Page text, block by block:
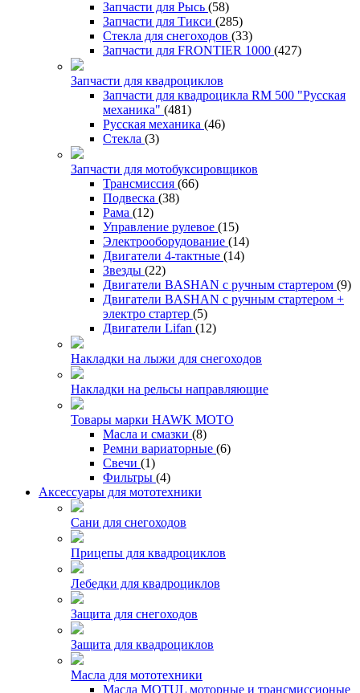
Запчасти для Рысь (58)
Запчасти для Тикси (285)
Стекла для снегоходов (33)
Запчасти для FRONTIER 1000 (427)
Запчасти для квадроциклов
Запчасти для квадроцикла RM 500 "Русская
механика" (481)
Русская механика (46)
Стекла (3)
Запчасти для мотобуксировщиков
Трансмиссия (66)
Подвеска (38)
Рама (12)
Управление рулевое (15)
Электрооборудование (14)
Двигатели 4-тактные (14)
Звезды (22)
Двигатели BASHAN с ручным стартером (9)
Двигатели BASHAN с ручным стартером +
электро стартер (5)
Двигатели Lifan (12)
Накладки на лыжи для снегоходов
Накладки на рельсы направляющие
Товары марки HAWK MOTO
Масла и смазки (8)
Ремни вариаторные (6)
Свечи (1)
Фильтры (4)
Аксессуары для мототехники
Сани для снегоходов
Прицепы для квадроциклов
Лебедки для квадроциклов
Защита для снегоходов
Защита для квадроциклов
Масла для мототехники
Масла MOTUL моторные и трансмиссионые